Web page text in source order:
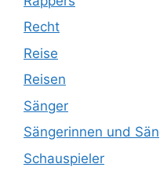
Recht
Reise
Reisen
Sänger
Sängerinnen und
Schauspieler